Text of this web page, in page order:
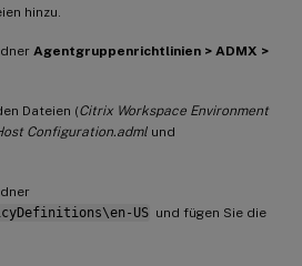
hinzu.
Agentgruppenrichtlinien > ADMX >
Dateien (Citrix Workspace Environment
Configuration.adml und
US und fügen Sie die